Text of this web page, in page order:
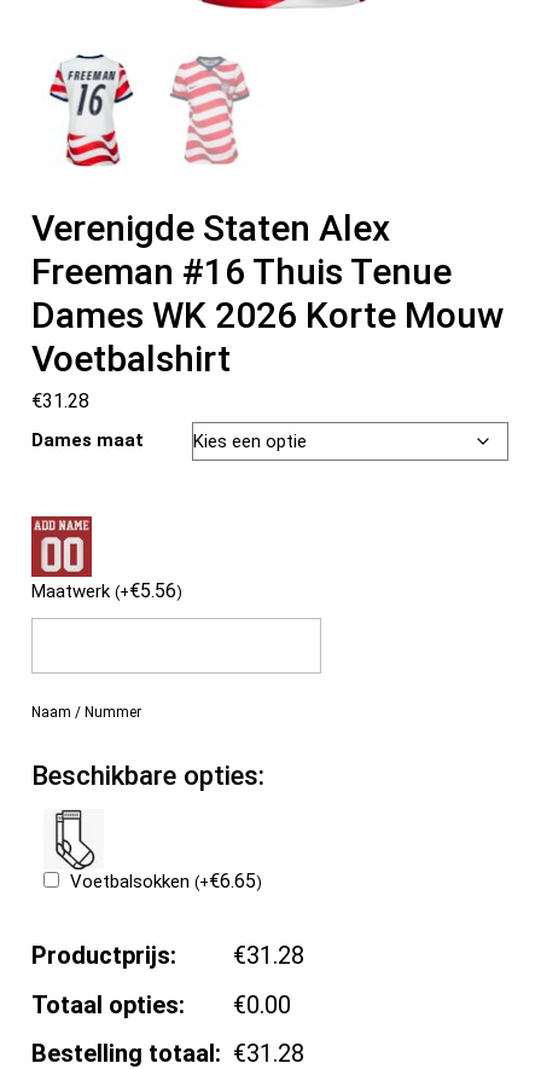
Verenigde Staten Alex
Freeman #16 Thuis Tenue
Dames WK 2026 Korte Mouw
Voetbalshirt
€31.28
Dames maat
Maatwerk(+€5.56)
Naam / Nummer
Beschikbare opties:
Voetbalsokken(+€6.65)
Productprijs:
€31.28
Totaal opties:
€0.00
Bestelling totaal: €31.28